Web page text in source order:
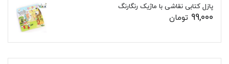
پازل کتابی نقاشی با ماژیک رنگارنگ
99,000 تومان